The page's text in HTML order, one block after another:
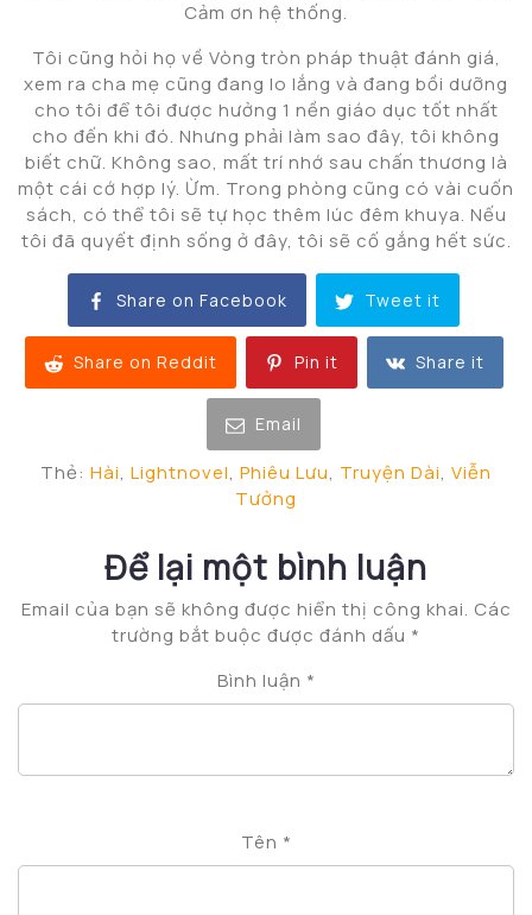
Cảm ơn hệ thống.
Tôi cũng hỏi họ về Vòng tròn pháp thuật đánh giá,
xem ra cha mẹ cũng đang lo lắng và đang bồi dưỡng
cho tôi để tôi được hưởng 1 nền giáo dục tốt nhất
cho đến khi đó. Nhưng phải làm sao đây, tôi không
biết chữ. Không sao, mất trí nhớ sau chấn thương là
một cái cớ hợp lý. Ừm. Trong phòng cũng có vài cuốn
sách, có thể tôi sẽ tự học thêm lúc đêm khuya. Nếu
tôi đã quyết định sống ở đây, tôi sẽ cố gắng hết sức.
Share on Facebook Tweet it
Share on Reddit Pin it Share it
Email
Thẻ: Hài, Lightnovel, Phiêu Lưu, Truyện Dài, Viễn
Tưởng
Để lại một bình luận
Email của bạn sẽ không được hiển thị công khai. Các
trường bắt buộc được đánh dấu *
Bình luận *
Tên *